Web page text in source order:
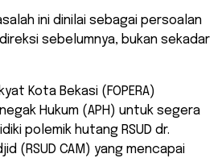
ini dinilai sebagai persoalan
sebelumnya, bukan sekadar
Kota Bekasi (FOPERA)
Hukum (APH) untuk segera
polemik hutang RSUD dr.
(RSUD CAM) yang mencapai